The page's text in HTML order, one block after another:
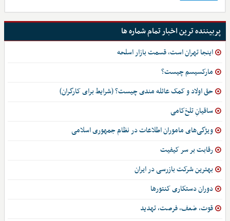
پربیننده ترین اخبار تمام شماره ها
اینجا تهران است، قسمت بازار اسلحه
مارکسیسم چیست؟
حق اولاد و کمک عائله مندی چیست؟ (شرایط برای کارگران)
ساقیانِ تلخ‌کامی
ویژگی‌های ماموران اطلاعات در نظام جمهوری اسلامی
رقابت بر سر کیفیت
بهترین شرکت بازرسی در ایران
دوران دستکاری کنتورها
قوت، ضعف، فرصت، تهدید